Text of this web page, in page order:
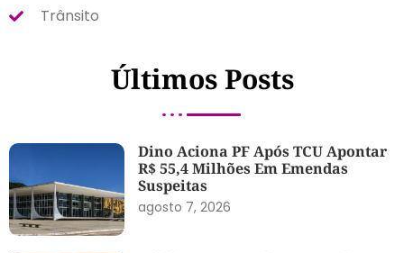
Trânsito
Últimos Posts
Dino Aciona PF Após TCU Apontar
R$ 55,4 Milhões Em Emendas
Suspeitas
agosto 7, 2026